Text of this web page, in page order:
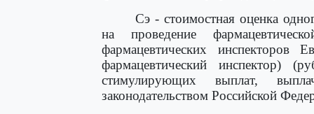
Сэ - стоимостная оценка
на проведение
фармацевтических инспекторов
фармацевтический инспектор)
стимулирующих выплат,
законодательством Российской